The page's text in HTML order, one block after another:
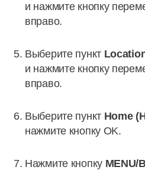
и нажмите кнопку
вправо.
Выберите пункт
и нажмите кнопку
вправо.
Выберите пункт Home
нажмите кнопку OK.
Нажмите кнопку MENU/